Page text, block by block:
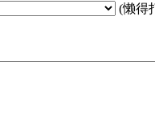
(懒得